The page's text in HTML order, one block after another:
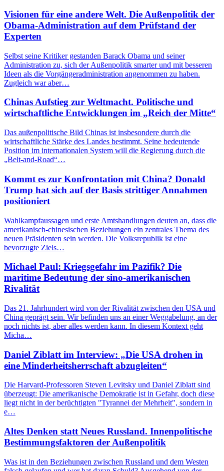
Visionen für eine andere Welt. Die Außenpolitik der
Obama-Administration auf dem Prüfstand der
Experten
Selbst seine Kritiker gestanden Barack Obama und seiner
Administration zu, sich der Außenpolitik smarter und mit besseren
Ideen als die Vorgängeradministration angenommen zu haben.
Zugleich war aber…
Chinas Aufstieg zur Weltmacht. Politische und
wirtschaftliche Entwicklungen im „Reich der Mitte“
Das außenpolitische Bild Chinas ist insbesondere durch die
wirtschaftliche Stärke des Landes bestimmt. Seine bedeutende
Position im internationalen System will die Regierung durch die
„Belt-and-Road“…
Kommt es zur Konfrontation mit China? Donald
Trump hat sich auf der Basis strittiger Annahmen
positioniert
Wahlkampfaussagen und erste Amtshandlungen deuten an, dass die
amerikanisch-chinesischen Beziehungen ein zentrales Thema des
neuen Präsidenten sein werden. Die Volksrepublik ist eine
bevorzugte Ziels…
Michael Paul: Kriegsgefahr im Pazifik? Die
maritime Bedeutung der sino-amerikanischen
Rivalität
Das 21. Jahrhundert wird von der Rivalität zwischen den USA und
China geprägt sein. Wir befinden uns an einer Weggabelung, an der
noch nichts ist, aber alles werden kann. In diesem Kontext geht
Micha…
Daniel Ziblatt im Interview: „Die USA drohen in
eine Minderheitsherrschaft abzugleiten“
Die Harvard-Professoren Steven Levitsky und Daniel Ziblatt sind
überzeugt: Die amerikanische Demokratie ist in Gefahr, doch diese
liegt nicht in der berüchtigten "Tyrannei der Mehrheit", sondern in
e…
Altes Denken statt Neues Russland. Innenpolitische
Bestimmungsfaktoren der Außenpolitik
Was ist in den Beziehungen zwischen Russland und dem Westen